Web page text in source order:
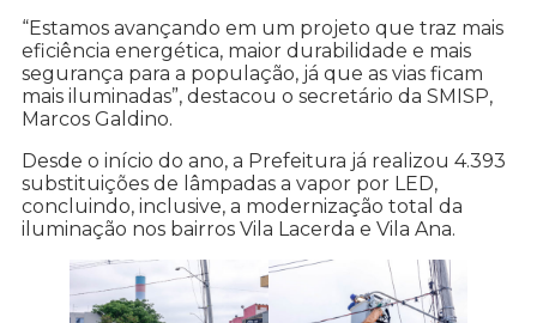
“Estamos avançando em um projeto que traz mais
eficiência energética, maior durabilidade e mais
segurança para a população, já que as vias ficam
mais iluminadas”, destacou o secretário da SMISP,
Marcos Galdino.
Desde o início do ano, a Prefeitura já realizou 4.393
substituições de lâmpadas a vapor por LED,
concluindo, inclusive, a modernização total da
iluminação nos bairros Vila Lacerda e Vila Ana.